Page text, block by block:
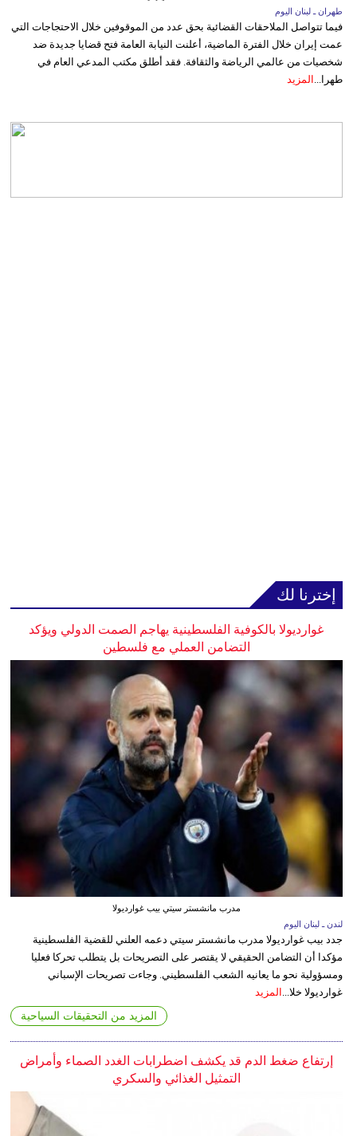
طهران ـ لبنان اليوم
فيما تتواصل الملاحقات القضائية بحق عدد من الموقوفين خلال الاحتجاجات التي
عمت إيران خلال الفترة الماضية، أعلنت النيابة العامة فتح قضايا جديدة ضد
شخصيات من عالمي الرياضة والثقافة. فقد أطلق مكتب المدعي العام في
طهرا... المزيد
إخترنا لك
غوارديولا بالكوفية الفلسطينية يهاجم الصمت الدولي ويؤكد
التضامن العملي مع فلسطين
مدرب مانشستر سيتي بيب غوارديولا
لندن ـ لبنان اليوم
جدد بيب غوارديولا مدرب مانشستر سيتي دعمه العلني للقضية الفلسطينية
مؤكدا أن التضامن الحقيقي لا يقتصر على التصريحات بل يتطلب تحركا فعليا
ومسؤولية نحو ما يعانيه الشعب الفلسطيني. وجاءت تصريحات الإسباني
غوارديولا خلا... المزيد
المزيد من التحقيقات السياحية
إرتفاع ضغط الدم قد يكشف اضطرابات الغدد الصماء وأمراض
التمثيل الغذائي والسكري